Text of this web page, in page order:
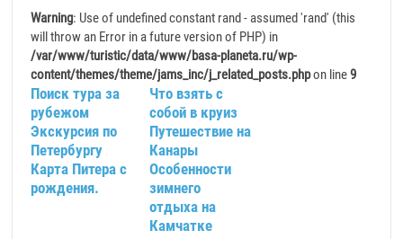
Warning: Use of undefined constant rand - assumed 'rand' (this
will throw an Error in a future version of PHP) in
/var/www/turistic/data/www/basa-planeta.ru/wp-
content/themes/theme/jams_inc/j_related_posts.phpon line9
Поиск тура за
рубежом
Что взять с
собой в круиз
Экскурсия по
Петербургу
Путешествие на
Канары
Карта Питера с
рождения.
Особенности
зимнего
отдыха на
Камчатке